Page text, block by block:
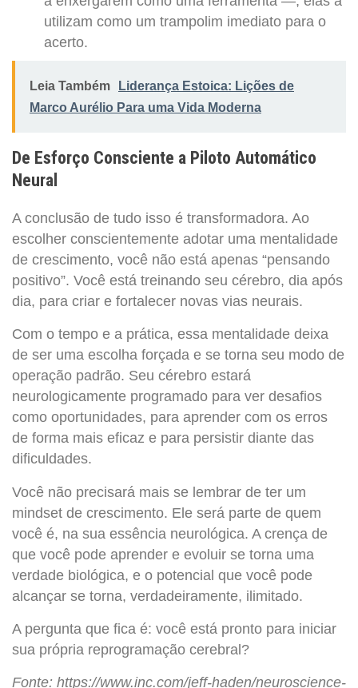
utilizam como um trampolim imediato para o
acerto.
Leia Também
Liderança Estoica: Lições de
Marco Aurélio Para uma Vida Moderna
De Esforço Consciente a Piloto Automático
Neural
A conclusão de tudo isso é transformadora. Ao
escolher conscientemente adotar uma mentalidade
de crescimento, você não está apenas “pensando
positivo”. Você está treinando seu cérebro, dia após
dia, para criar e fortalecer novas vias neurais.
Com o tempo e a prática, essa mentalidade deixa
de ser uma escolha forçada e se torna seu modo de
operação padrão. Seu cérebro estará
neurologicamente programado para ver desafios
como oportunidades, para aprender com os erros
de forma mais eficaz e para persistir diante das
dificuldades.
Você não precisará mais se lembrar de ter um
mindset de crescimento. Ele será parte de quem
você é, na sua essência neurológica. A crença de
que você pode aprender e evoluir se torna uma
verdade biológica, e o potencial que você pode
alcançar se torna, verdadeiramente, ilimitado.
A pergunta que fica é: você está pronto para iniciar
sua própria reprogramação cerebral?
Fonte: https://www.inc.com/jeff-haden/neuroscience-